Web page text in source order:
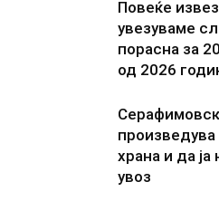
Повеќе
увезуваме
порасна за
од 2026
храна и да
увоз